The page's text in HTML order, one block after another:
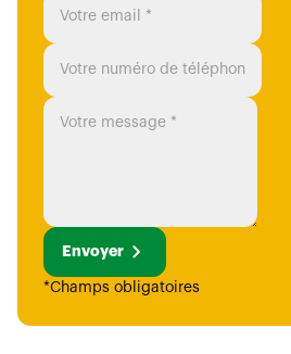
Envoyer
*Champs obligatoires